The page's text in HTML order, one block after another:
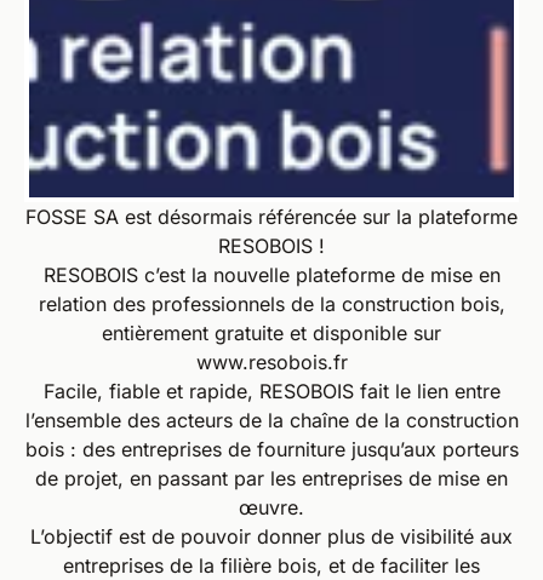
FOSSE SA est désormais référencée sur la plateforme
RESOBOIS !
RESOBOIS c’est la nouvelle plateforme de mise en
relation des professionnels de la construction bois,
entièrement gratuite et disponible sur
www.resobois.fr
Facile, fiable et rapide, RESOBOIS fait le lien entre
l’ensemble des acteurs de la chaîne de la construction
bois : des entreprises de fourniture jusqu’aux porteurs
de projet, en passant par les entreprises de mise en
œuvre.
L’objectif est de pouvoir donner plus de visibilité aux
entreprises de la filière bois, et de faciliter les